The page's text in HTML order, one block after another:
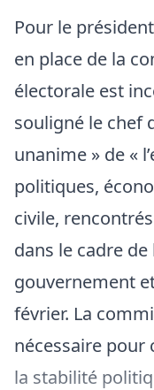
Pour le
en place de la
électorale est
souligné le chef
unanime » de «
politiques,
civile,
dans le cadre
gouvernement
février. La
nécessaire pour
la stabilité